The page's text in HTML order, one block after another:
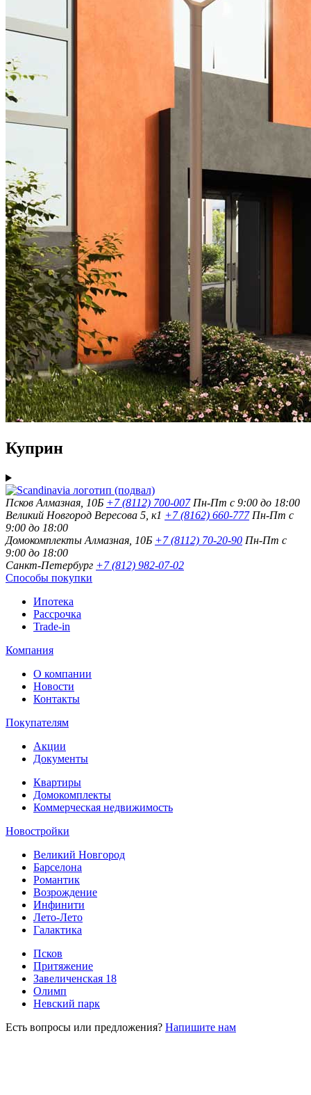
Куприн
Псков Алмазная, 10Б +7 (8112) 700-007 Пн-Пт с 9:00 до 18:00
Великий Новгород Вересова 5, к1 +7 (8162) 660-777 Пн-Пт с
9:00 до 18:00
Домокомплекты Алмазная, 10Б +7 (8112) 70-20-90 Пн-Пт с
9:00 до 18:00
Санкт-Петербург +7 (812) 982-07-02
Способы покупки
Ипотека
Рассрочка
Trade-in
Компания
О компании
Новости
Контакты
Покупателям
Акции
Документы
Квартиры
Домокомплекты
Коммерческая недвижимость
Новостройки
Великий Новгород
Барселона
Романтик
Возрождение
Инфинити
Лето-Лето
Галактика
Псков
Притяжение
Завеличенская 18
Олимп
Невский парк
Есть вопросы или предложения? Напишите нам